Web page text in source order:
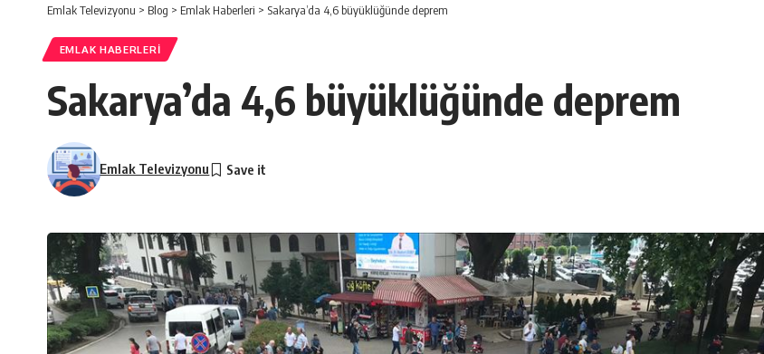
Emlak Televizyonu > Blog > Emlak Haberleri > Sakarya’da 4,6 büyüklüğünde deprem
EMLAK HABERLERI
Sakarya’da 4,6 büyüklüğünde deprem
Emlak Televizyonu